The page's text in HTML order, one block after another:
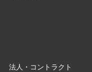
法人・コントラクト